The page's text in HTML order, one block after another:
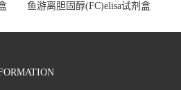
鱼游离胆固醇(FC)elisa试剂盒